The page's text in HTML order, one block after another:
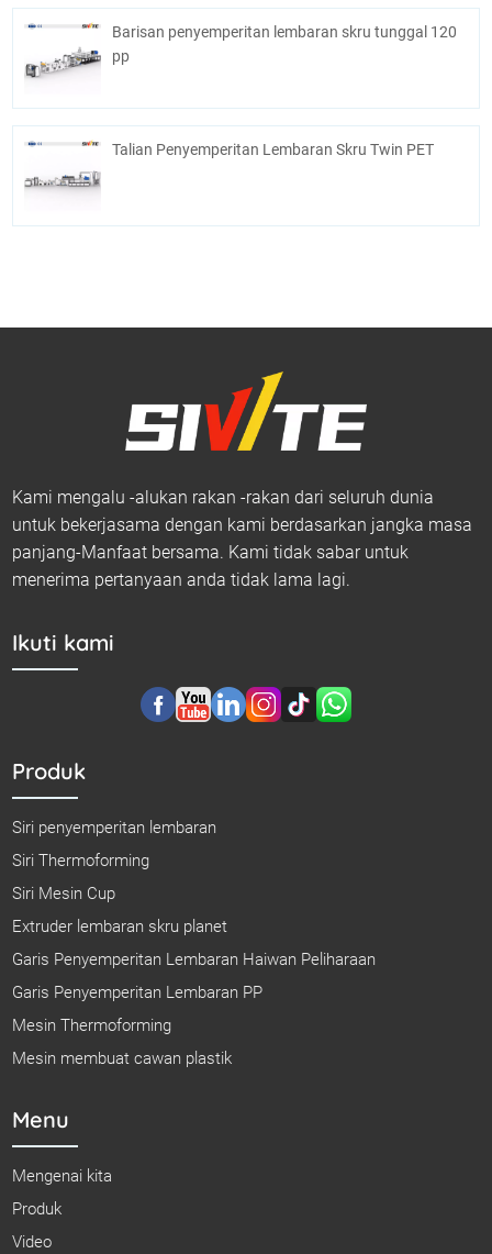
Barisan penyemperitan lembaran skru tunggal 120
pp
Talian Penyemperitan Lembaran Skru Twin PET
Kami mengalu -alukan rakan -rakan dari seluruh dunia
untuk bekerjasama dengan kami berdasarkan jangka masa
panjang-Manfaat bersama. Kami tidak sabar untuk
menerima pertanyaan anda tidak lama lagi.
Ikuti kami
Produk
Siri penyemperitan lembaran
Siri Thermoforming
Siri Mesin Cup
Extruder lembaran skru planet
Garis Penyemperitan Lembaran Haiwan Peliharaan
Garis Penyemperitan Lembaran PP
Mesin Thermoforming
Mesin membuat cawan plastik
Menu
Mengenai kita
Produk
Video